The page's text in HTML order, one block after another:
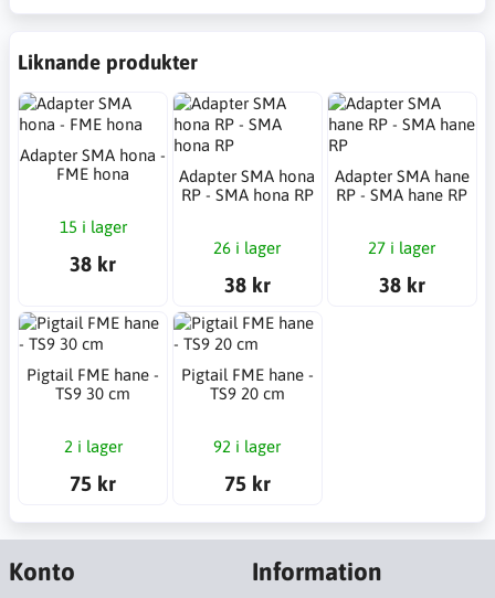
Liknande produkter
Adapter SMA hona -
FME hona
15 i lager
38 kr
Adapter SMA hona
RP - SMA hona RP
26 i lager
38 kr
Adapter SMA hane
RP - SMA hane RP
27 i lager
38 kr
Pigtail FME hane -
TS9 30 cm
2 i lager
75 kr
Pigtail FME hane -
TS9 20 cm
92 i lager
75 kr
Konto Information